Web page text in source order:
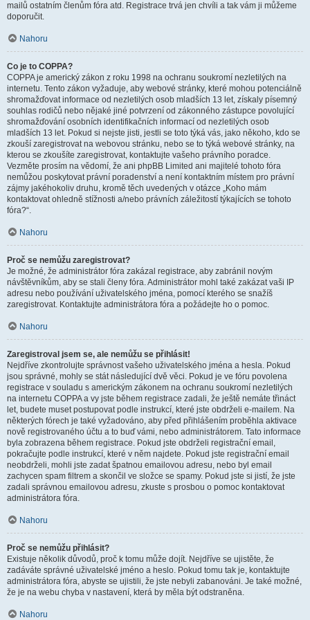
mailů ostatním členům fóra atd. Registrace trvá jen chvíli a tak vám ji můžeme
doporučit.
Nahoru
Co je to COPPA?
COPPA je americký zákon z roku 1998 na ochranu soukromí nezletilých na
internetu. Tento zákon vyžaduje, aby webové stránky, které mohou potenciálně
shromažďovat informace od nezletilých osob mladších 13 let, získaly písemný
souhlas rodičů nebo nějaké jiné potvrzení od zákonného zástupce povolující
shromažďování osobních identifikačních informací od nezletilých osob
mladších 13 let. Pokud si nejste jisti, jestli se toto týká vás, jako někoho, kdo se
zkouší zaregistrovat na webovou stránku, nebo se to týká webové stránky, na
kterou se zkoušíte zaregistrovat, kontaktujte vašeho právního poradce.
Vezměte prosím na vědomí, že ani phpBB Limited ani majitelé tohoto fóra
nemůžou poskytovat právní poradenství a není kontaktním místem pro právní
zájmy jakéhokoliv druhu, kromě těch uvedených v otázce „Koho mám
kontaktovat ohledně stížnosti a/nebo právních záležitostí týkajících se tohoto
fóra?“.
Nahoru
Proč se nemůžu zaregistrovat?
Je možné, že administrátor fóra zakázal registrace, aby zabránil novým
návštěvníkům, aby se stali členy fóra. Administrátor mohl také zakázat vaši IP
adresu nebo používání uživatelského jména, pomocí kterého se snažíš
zaregistrovat. Kontaktujte administrátora fóra a požádejte ho o pomoc.
Nahoru
Zaregistroval jsem se, ale nemůžu se přihlásit!
Nejdříve zkontrolujte správnost vašeho uživatelského jména a hesla. Pokud
jsou správné, mohly se stát následující dvě věci. Pokud je ve fóru povolena
registrace v souladu s americkým zákonem na ochranu soukromí nezletilých
na internetu COPPA a vy jste během registrace zadali, že ještě nemáte třináct
let, budete muset postupovat podle instrukcí, které jste obdrželi e-mailem. Na
některých fórech je také vyžadováno, aby před přihlášením proběhla aktivace
nově registrovaného účtu a to buď vámi, nebo administrátorem. Tato informace
byla zobrazena během registrace. Pokud jste obdrželi registrační email,
pokračujte podle instrukcí, které v něm najdete. Pokud jste registrační email
neobdrželi, mohli jste zadat špatnou emailovou adresu, nebo byl email
zachycen spam filtrem a skončil ve složce se spamy. Pokud jste si jistí, že jste
zadali správnou emailovou adresu, zkuste s prosbou o pomoc kontaktovat
administrátora fóra.
Nahoru
Proč se nemůžu přihlásit?
Existuje několik důvodů, proč k tomu může dojít. Nejdříve se ujistěte, že
zadáváte správné uživatelské jméno a heslo. Pokud tomu tak je, kontaktujte
administrátora fóra, abyste se ujistili, že jste nebyli zabanováni. Je také možné,
že je na webu chyba v nastavení, která by měla být odstraněna.
Nahoru